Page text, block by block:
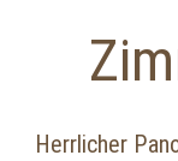
Herrlicher